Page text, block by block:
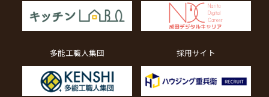
多能工職人集団 採用サイト